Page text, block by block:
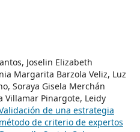
Joselin Elizabeth
Margarita Barzola Veliz, Luz
Soraya Gisela Merchán
Villamar Pinargote, Leidy
de una estrategia
de criterio de expertos